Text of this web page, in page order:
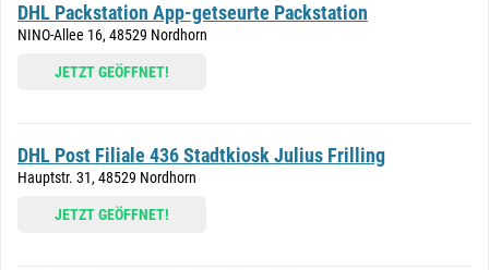
DHL Packstation App-getseurte Packstation
NINO-Allee 16, 48529 Nordhorn
JETZT GEÖFFNET!
DHL Post Filiale 436 Stadtkiosk Julius Frilling
Hauptstr. 31, 48529 Nordhorn
JETZT GEÖFFNET!